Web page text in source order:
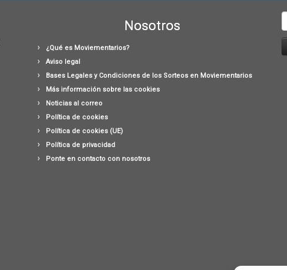
Nosotros
¿Qué es Moviementarios?
Aviso legal
Bases Legales y Condiciones de los Sorteos en Moviementarios
Más información sobre las cookies
Noticias al correo
Política de cookies
Política de cookies (UE)
Política de privacidad
Ponte en contacto con nosotros